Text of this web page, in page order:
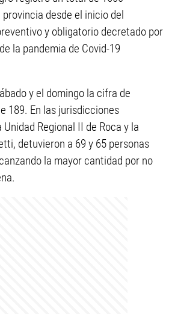
desde el inicio del
y obligatorio decretado por
la pandemia de Covid-19
y el domingo la cifra de
189. En las jurisdicciones
Regional II de Roca y la
detuvieron a 69 y 65 personas
la mayor cantidad por no